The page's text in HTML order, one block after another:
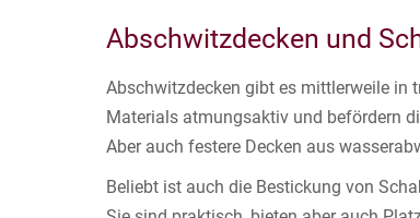
Abschwitzdecken und
Abschwitzdecken gibt es mittlerweile in
Materials atmungsaktiv und befördern
Aber auch festere Decken aus
Beliebt ist auch die Bestickung von